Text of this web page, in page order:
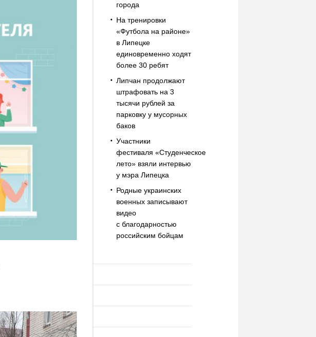
города
На тренировки
«Футбола на районе»
в Липецке
единовременно ходят
более 30 ребят
Липчан продолжают
штрафовать на 3
тысячи рублей за
парковку у мусорных
баков
Участники
фестиваля «Студенческое
лето» взяли интервью
у мэра Липецка
Родные украинских
военных записывают
видео
с благодарностью
российским бойцам